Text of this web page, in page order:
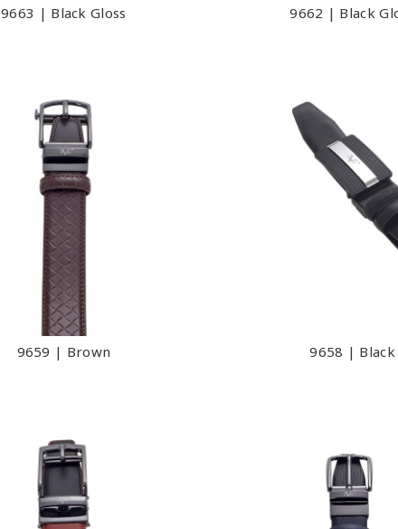
9663 | Black Gloss 9662 | Black
9659 | Brown 9658 | Black